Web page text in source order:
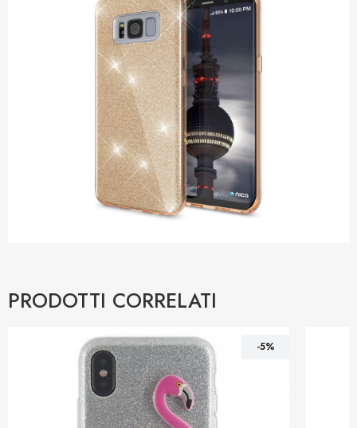
PRODOTTI CORRELATI
-5%